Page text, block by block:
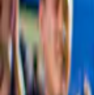
De beste